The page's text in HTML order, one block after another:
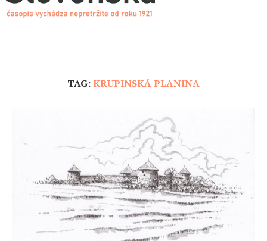
TAG:KRUPINSKÁ PLANINA